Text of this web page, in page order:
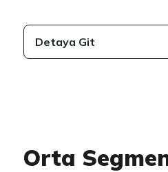
Detaya Git
Orta